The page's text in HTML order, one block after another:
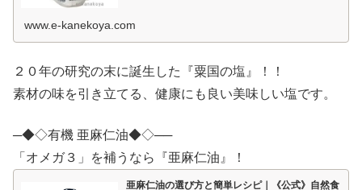
www.e-kanekoya.com
２０年の研究の末に誕生した『粟国の塩』！！
素材の味を引き立てる、健康にも良い美味しい塩です。
─◆◇有機 亜麻仁油◆◇──
「オメガ３」を補うなら『亜麻仁油』！
亜麻仁油の選び方と簡単レシピ｜《公式》自然食